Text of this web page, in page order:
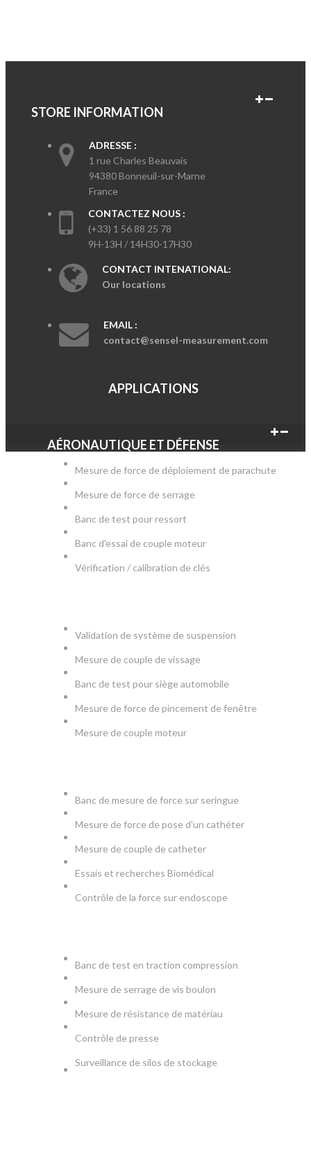
STORE INFORMATION
ADRESSE :
1 rue Charles Beauvais
94380 Bonneuil-sur-Marne
France
CONTACTEZ NOUS :
(+33) 1 56 88 25 78
9H-13H / 14H30-17H30
CONTACT INTENATIONAL:
Our locations
EMAIL :
contact@sensel-measurement.com
APPLICATIONS
AÉRONAUTIQUE ET DÉFENSE
Mesure de force de déploiement de parachute
Mesure de force de serrage
Banc de test pour ressort
Banc d'essai de couple moteur
Vérification / calibration de clés
Validation de système de suspension
Mesure de couple de vissage
Banc de test pour siège automobile
Mesure de force de pincement de fenêtre
Mesure de couple moteur
Banc de mesure de force sur seringue
Mesure de force de pose d'un cathéter
Mesure de couple de catheter
Essais et recherches Biomédical
Contrôle de la force sur endoscope
Banc de test en traction compression
Mesure de serrage de vis boulon
Mesure de résistance de matériau
Contrôle de presse
Surveillance de silos de stockage